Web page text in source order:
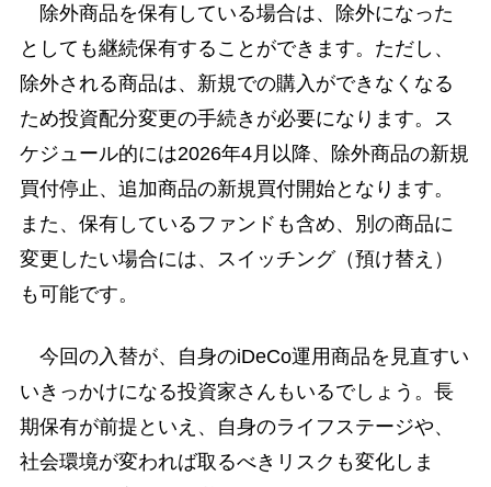
除外商品を保有している場合は、除外になった
としても継続保有することができます。ただし、
除外される商品は、新規での購入ができなくなる
ため投資配分変更の手続きが必要になります。ス
ケジュール的には2026年4月以降、除外商品の新規
買付停止、追加商品の新規買付開始となります。
また、保有しているファンドも含め、別の商品に
変更したい場合には、スイッチング（預け替え）
も可能です。
今回の入替が、自身のiDeCo運用商品を見直すい
いきっかけになる投資家さんもいるでしょう。長
期保有が前提といえ、自身のライフステージや、
社会環境が変われば取るべきリスクも変化しま